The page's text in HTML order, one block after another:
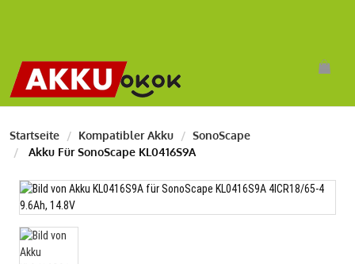
Startseite Kompatibler Akku
SonoScape
Akku Für SonoScape KL0416S9A